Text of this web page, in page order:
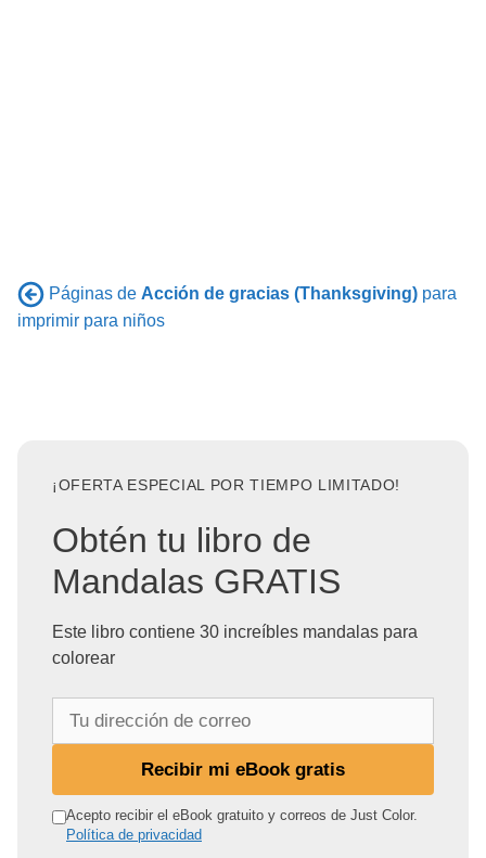
Páginas de Acción de gracias (Thanksgiving) para
imprimir para niños
¡OFERTA ESPECIAL POR TIEMPO LIMITADO!
Obtén tu libro de
Mandalas GRATIS
Este libro contiene 30 increíbles mandalas para
colorear
r
Recibir mi eBook gratis
Acepto recibir el eBook gratuito y correos de Just Color.
Política de privacidad